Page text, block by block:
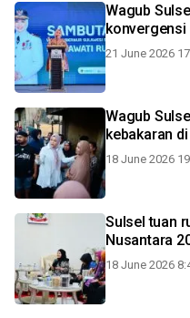
Wagub
konvergensi
21 June 2026
Wagub
kebakaran
18 June 2026
Sulsel tuan
Nusantara
18 June 2026